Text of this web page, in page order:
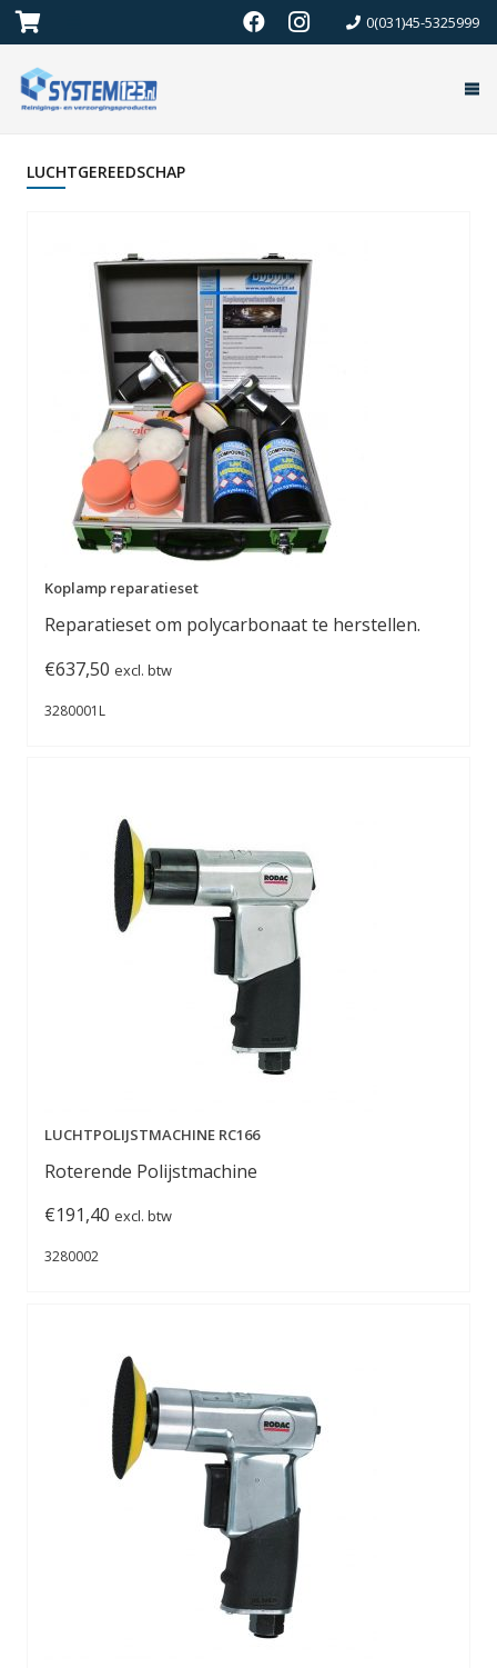
0(031)45-5325999
LUCHTGEREEDSCHAP
Koplamp reparatieset
Reparatieset om polycarbonaat te herstellen.
€637,50 excl. btw
3280001L
LUCHTPOLIJSTMACHINE RC166
Roterende Polijstmachine
€191,40 excl. btw
3280002